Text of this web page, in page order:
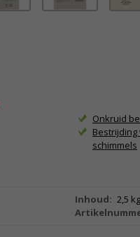
Onkruid
schimmels
Inhoud: 2,5 kg